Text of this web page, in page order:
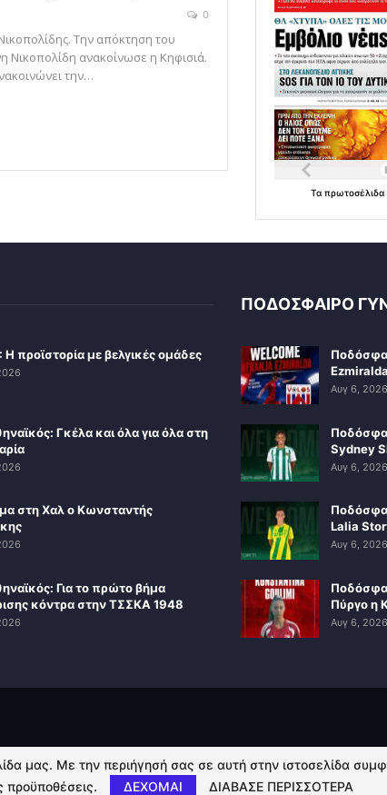
0
Την απόκτηση του
Νικοπολίδη ανακοίνωσε η Κηφισιά.
την…
Ταπρωτοσέλιδα
προϊστορία με βελγικές ομάδες
Γκέλα και όλα για όλα στη
στη Χαλ ο Κωνσταντής
Για το πρώτο βήμα
κόντρα στην ΤΣΣΚΑ 1948
ΠΟΔΟΣΦΑΙΡΟ
Αυγ 6, 2026
Sydney
Αυγ 6, 2026
Lalia
Αυγ 6, 2026
Πύργο η
Αυγ 6, 2026
μας. Με την περιήγησή σας σε αυτή στην ιστοσελίδα
προϋποθέσεις.
ΔΕΧΟΜΑΙ ΔΙΑΒΑΣΕ ΠΕΡΙΣΣΟΤΕΡΑ